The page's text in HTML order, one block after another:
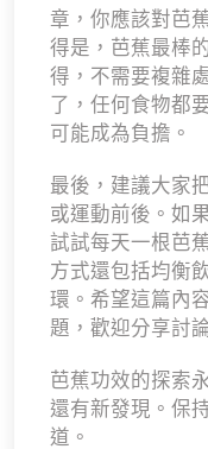
章，你應該對芭
得是，芭蕉最棒
得，不需要複雜
了，任何食物都
可能成為負擔。
最後，建議大家
或運動前後。如
試試每天一根芭
方式還包括均衡
環。希望這篇內
題，歡迎分享討
芭蕉功效的探索
還有新發現。保
道。